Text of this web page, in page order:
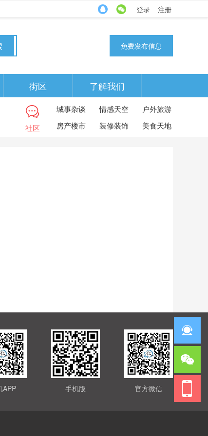
登录 注册
免费发布信息
街区 了解我们
社区
城事杂谈 情感天空
户外旅游
房产楼市
装修装饰 美食天地
官方微信
手机版
APP